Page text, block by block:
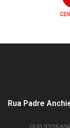
Rua Padre